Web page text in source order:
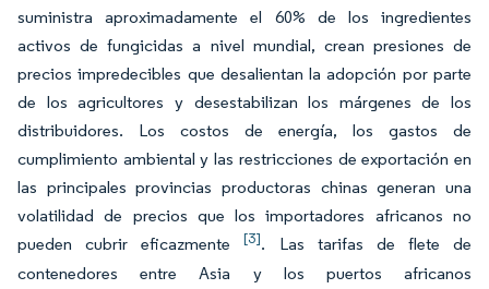
suministra aproximadamente el 60% de los ingredientes
activos de fungicidas a nivel mundial, crean presiones de
precios impredecibles que desalientan la adopción por parte
de los agricultores y desestabilizan los márgenes de los
distribuidores. Los costos de energía, los gastos de
cumplimiento ambiental y las restricciones de exportación en
las principales provincias productoras chinas generan una
volatilidad de precios que los importadores africanos no
pueden cubrir eficazmente[3]. Las tarifas de flete de
contenedores entre Asia y los puertos africanos